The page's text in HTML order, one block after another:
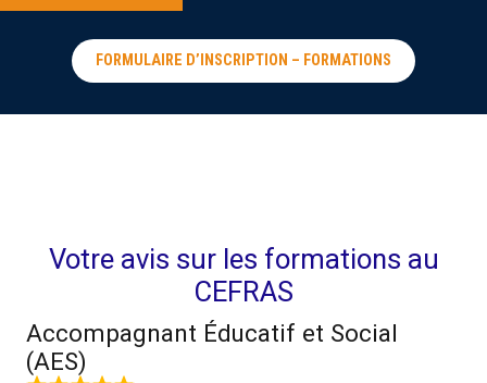
FORMULAIRE D’INSCRIPTION – FORMATIONS
Votre avis sur les formations au
CEFRAS
Accompagnant Éducatif et Social
(AES)